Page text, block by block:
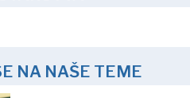
NA NAŠE TEME